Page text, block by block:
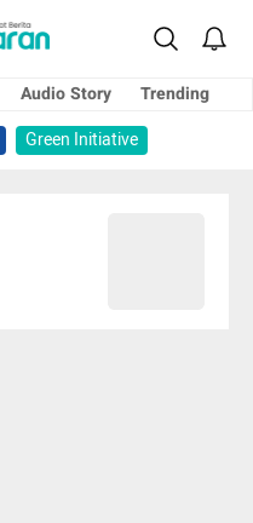
Audio Story
Trending
Green Initiative